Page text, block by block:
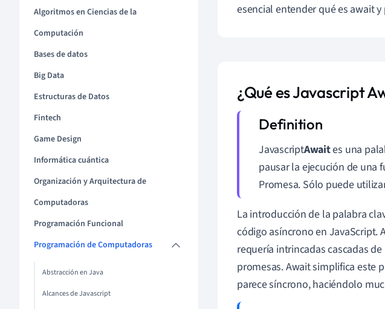
Algoritmos en Ciencias de la
Computación
Bases de datos
Big Data
Estructuras de Datos
Fintech
Game Design
Informática cuántica
Organización y Arquitectura de
Computadoras
Programación Funcional
Programación de Computadoras
Abstracción en Java
Alcances de Javascript
esencial entender qué es await
¿Qué es Javascript
JavascriptAwaites una
pausar la ejecución de una
Promesa. Sólo puede
La introducción de la palabra
código asíncrono en JavaScript.
requería intrincadas cascadas
promesas. Await simplifica este
parece síncrono, haciéndolo